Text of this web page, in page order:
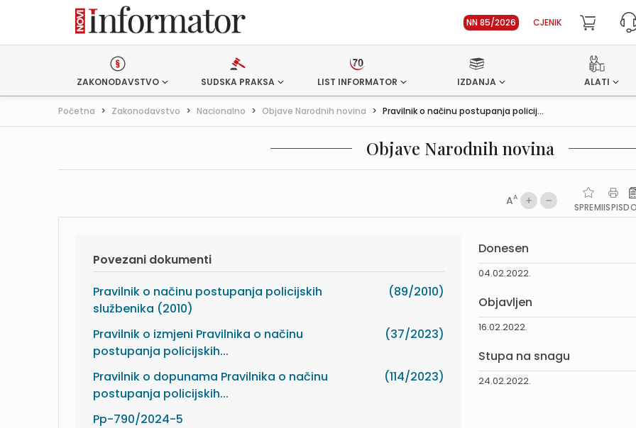
NN 85/2026 CJENIK
ZAKONODAVSTVO SUDSKA PRAKSA LIST INFORMATOR IZDANJA ALATI
Početna > Zakonodavstvo > Nacionalno > Objave Narodnih novina > Pravilnik o načinu postupanja policij...
Objave Narodnih novina
AA
SPREMIISPIS
Povezani dokumenti
Pravilnik o načinu postupanja policijskih
službenika (2010)
(89/2010)
Pravilnik o izmjeni Pravilnika o načinu
postupanja policijskih...
(37/2023)
Pravilnik o dopunama Pravilnika o načinu
postupanja policijskih...
(114/2023)
Pp-790/2024-5
Donesen
04.02.2022.
Objavljen
16.02.2022.
Stupa na snagu
24.02.2022.